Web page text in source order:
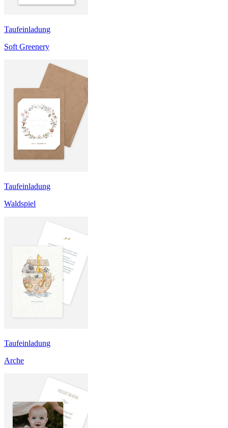
Taufeinladung
Soft Greenery
Taufeinladung
Waldspiel
Taufeinladung
Arche